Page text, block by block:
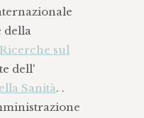
della
sul
dell'
Sanità. .